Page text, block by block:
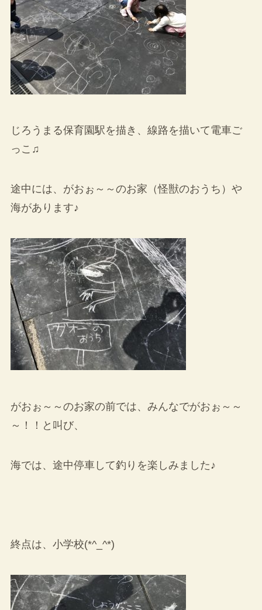
じろうまる保育園駅を描き、線路を描いて電車ご
っこ♫
途中には、がおぉ～～のお家（怪獣のおうち）や
海があります♪
がおぉ～～のお家の前では、みんなでがおぉ～～
～！！と叫び、
海では、途中停車して釣りを楽しみました♪
終点は、小学校(*^_^*)